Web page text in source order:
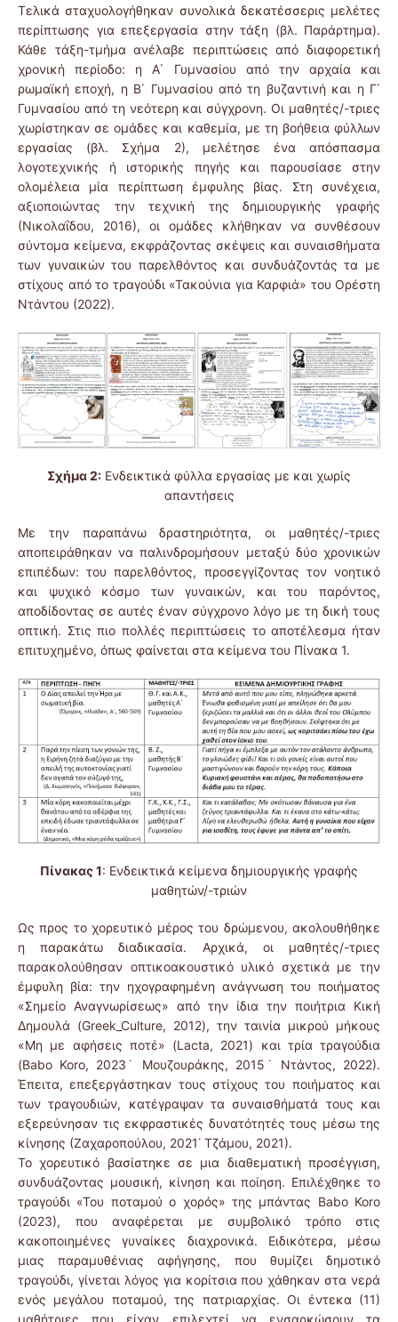
Τελικά σταχυολογήθηκαν συνολικά δεκατέσσερις μελέτες
περίπτωσης για επεξεργασία στην τάξη (βλ. Παράρτημα).
Κάθε τάξη-τμήμα ανέλαβε περιπτώσεις από διαφορετική
χρονική περίοδο: η Α΄ Γυμνασίου από την αρχαία και
ρωμαϊκή εποχή, η Β΄ Γυμνασίου από τη βυζαντινή και η Γ΄
Γυμνασίου από τη νεότερη και σύγχρονη. Οι μαθητές/-τριες
χωρίστηκαν σε ομάδες και καθεμία, με τη βοήθεια φύλλων
εργασίας (βλ. Σχήμα 2), μελέτησε ένα απόσπασμα
λογοτεχνικής ή ιστορικής πηγής και παρουσίασε στην
ολομέλεια μία περίπτωση έμφυλης βίας. Στη συνέχεια,
αξιοποιώντας την τεχνική της δημιουργικής γραφής
(Νικολαΐδου, 2016), οι ομάδες κλήθηκαν να συνθέσουν
σύντομα κείμενα, εκφράζοντας σκέψεις και συναισθήματα
των γυναικών του παρελθόντος και συνδυάζοντάς τα με
στίχους από το τραγούδι «Τακούνια για Καρφιά» του Ορέστη
Ντάντου (2022).
Σχήμα 2: Ενδεικτικά φύλλα εργασίας με και χωρίς
απαντήσεις
Με την παραπάνω δραστηριότητα, οι μαθητές/-τριες
αποπειράθηκαν να παλινδρομήσουν μεταξύ δύο χρονικών
επιπέδων: του παρελθόντος, προσεγγίζοντας τον νοητικό
και ψυχικό κόσμο των γυναικών, και του παρόντος,
αποδίδοντας σε αυτές έναν σύγχρονο λόγο με τη δική τους
οπτική. Στις πιο πολλές περιπτώσεις το αποτέλεσμα ήταν
επιτυχημένο, όπως φαίνεται στα κείμενα του Πίνακα 1.
Πίνακας 1: Ενδεικτικά κείμενα δημιουργικής γραφής
μαθητών/-τριών
Ως προς το χορευτικό μέρος του δρώμενου, ακολουθήθηκε
η παρακάτω διαδικασία. Αρχικά, οι μαθητές/-τριες
παρακολούθησαν οπτικοακουστικό υλικό σχετικά με την
έμφυλη βία: την ηχογραφημένη ανάγνωση του ποιήματος
«Σημείο Αναγνωρίσεως» από την ίδια την ποιήτρια Κική
Δημουλά (Greek_Culture, 2012), την ταινία μικρού μήκους
«Μη με αφήσεις ποτέ» (Lacta, 2021) και τρία τραγούδια
(Babo Koro, 2023˙ Μουζουράκης, 2015˙ Ντάντος, 2022).
Έπειτα, επεξεργάστηκαν τους στίχους του ποιήματος και
των τραγουδιών, κατέγραψαν τα συναισθήματά τους και
εξερεύνησαν τις εκφραστικές δυνατότητές τους μέσω της
κίνησης (Ζαχαροπούλου, 2021˙ Τζάμου, 2021).
Το χορευτικό βασίστηκε σε μια διαθεματική προσέγγιση,
συνδυάζοντας μουσική, κίνηση και ποίηση. Επιλέχθηκε το
τραγούδι «Του ποταμού ο χορός» της μπάντας Babo Koro
(2023), που αναφέρεται με συμβολικό τρόπο στις
κακοποιημένες γυναίκες διαχρονικά. Ειδικότερα, μέσω
μιας παραμυθένιας αφήγησης, που θυμίζει δημοτικό
τραγούδι, γίνεται λόγος για κορίτσια που χάθηκαν στα νερά
ενός μεγάλου ποταμού, της πατριαρχίας. Οι έντεκα (11)
μαθήτριες που είχαν επιλεχτεί να ενσαρκώσουν τα